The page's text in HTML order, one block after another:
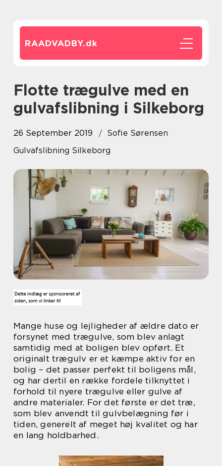
RAADVADBY.dk
Flotte trægulve med en
gulvafslibning i Silkeborg
26 September 2019
Sofie Sørensen
Gulvafslibning Silkeborg
Mange huse og lejligheder af ældre dato er
forsynet med trægulve, som blev anlagt
samtidig med at boligen blev opført. Et
originalt trægulv er et kæmpe aktiv for en
bolig – det passer perfekt til boligens mål,
og har dertil en række fordele tilknyttet i
forhold til nyere trægulve eller gulve af
andre materialer. For det første er det træ,
som blev anvendt til gulvbelægning før i
tiden, generelt af meget høj kvalitet og har
en lang holdbarhed.